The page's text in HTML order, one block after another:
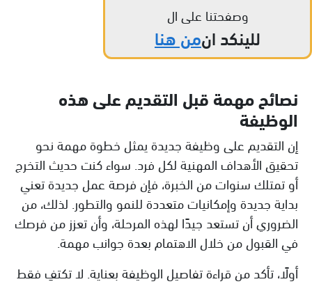
وصفحتنا على ال
للينكد انمن هنا
نصائح مهمة قبل التقديم على هذه
الوظيفة
إن التقديم على وظيفة جديدة يمثل خطوة مهمة نحو
تحقيق الأهداف المهنية لكل فرد. سواء كنت حديث التخرج
أو تمتلك سنوات من الخبرة، فإن فرصة عمل جديدة تعني
بداية جديدة وإمكانيات متعددة للنمو والتطور. لذلك، من
الضروري أن تستعد جيدًا لهذه المرحلة، وأن تعزز من فرصك
في القبول من خلال الاهتمام بعدة جوانب مهمة.
أولًا، تأكد من قراءة تفاصيل الوظيفة بعناية. لا تكتفِ فقط